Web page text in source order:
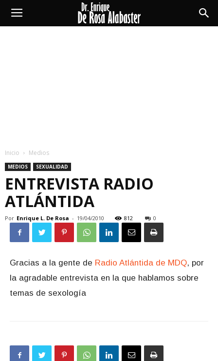
Enrique
Inicio Medios
MEDIOS SEXUALIDAD
ENTREVISTA RADIO
ATLÁNTIDA
Por Enrique L. De Rosa - 19/04/2010 812 0
Gracias a la gente de Radio Atlántida de MDQ, por
la agradable entrevista en la que hablamos sobre
temas de sexología